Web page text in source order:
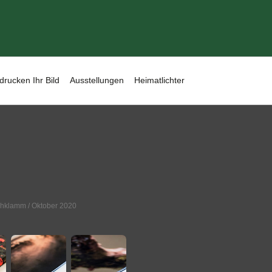
Ihr Bild Ausstellungen Heimatlichter
/ Oktober 2020